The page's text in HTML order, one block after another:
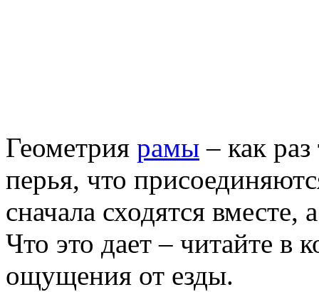
Геометрия рамы – как
перья, что
сначала сходятся
Что это дает – читайте в
ощущения от езды.